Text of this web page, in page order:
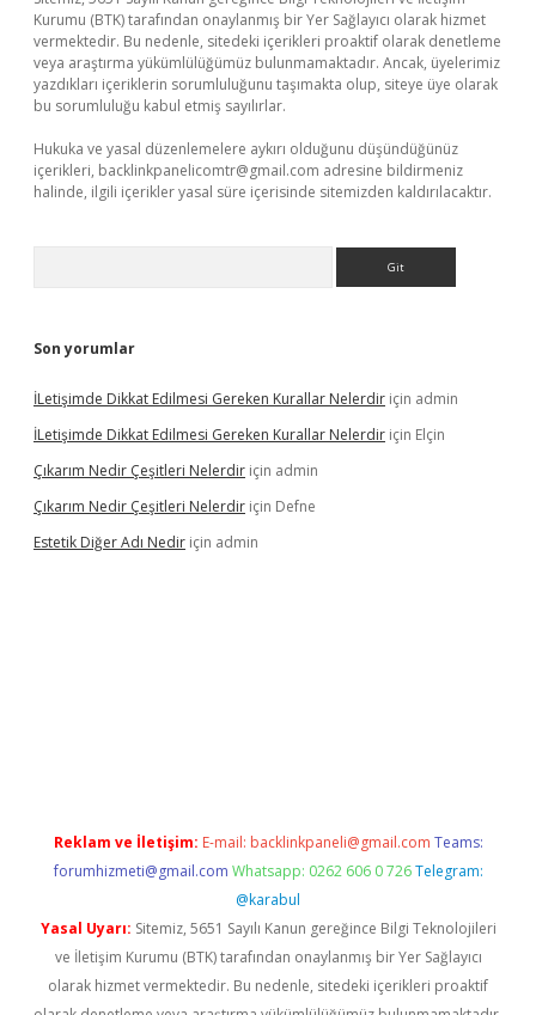
Kurumu (BTK) tarafından onaylanmış bir Yer Sağlayıcı olarak hizmet
vermektedir. Bu nedenle, sitedeki içerikleri proaktif olarak denetleme
veya araştırma yükümlülüğümüz bulunmamaktadır. Ancak, üyelerimiz
yazdıkları içeriklerin sorumluluğunu taşımakta olup, siteye üye olarak
bu sorumluluğu kabul etmiş sayılırlar.
Hukuka ve yasal düzenlemelere aykırı olduğunu düşündüğünüz
içerikleri, backlinkpanelicomtr@gmail.com adresine bildirmeniz
halinde, ilgili içerikler yasal süre içerisinde sitemizden kaldırılacaktır.
Son yorumlar
İLetişimde Dikkat Edilmesi Gereken Kurallar Nelerdir için admin
İLetişimde Dikkat Edilmesi Gereken Kurallar Nelerdir için Elçin
Çıkarım Nedir Çeşitleri Nelerdir için admin
Çıkarım Nedir Çeşitleri Nelerdir için Defne
Estetik Diğer Adı Nedir için admin
Reklam ve İletişim: E-mail: backlinkpaneli@gmail.com Teams:
forumhizmeti@gmail.com Whatsapp: 0262 606 0 726 Telegram:
@karabul
Yasal Uyarı: Sitemiz, 5651 Sayılı Kanun gereğince Bilgi Teknolojileri
ve İletişim Kurumu (BTK) tarafından onaylanmış bir Yer Sağlayıcı
olarak hizmet vermektedir. Bu nedenle, sitedeki içerikleri proaktif